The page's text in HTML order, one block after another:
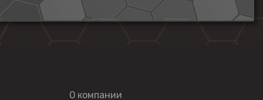
О компании